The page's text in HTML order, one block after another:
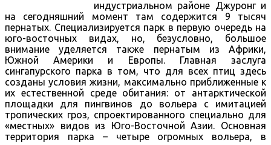
индустриальном районе Джуронг и
на сегодняшний момент там содержится 9 тысяч
пернатых. Специализируется парк в первую очередь на
юго-восточных видах, но, безусловно, большое
внимание уделяется также пернатым из Африки,
Южной Америки и Европы. Главная заслуга
сингапурского парка в том, что для всех птиц здесь
созданы условия жизни, максимально приближенные к
их естественной среде обитания: от антарктической
площадки для пингвинов до вольера с имитацией
тропических гроз, спроектированного специально для
«местных» видов из Юго-Восточной Азии. Основная
территория парка – четыре огромных вольера, в